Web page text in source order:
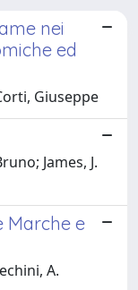
nei
ed
Giuseppe
James, J.
Marche e
A.